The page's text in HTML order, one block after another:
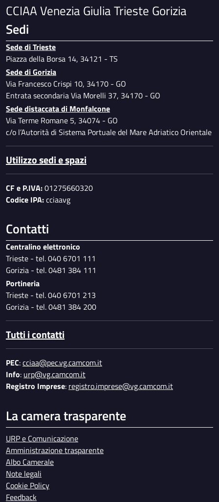
CCIAA Venezia Giulia Trieste Gorizia
Sedi
Sede di Trieste
Piazza della Borsa 14, 34121 - TS
Sede di Gorizia
Via Francesco Crispi 10, 34170 - GO
Entrata secondaria Via Morelli 37, 34170 - GO
Sede distaccata di Monfalcone
Via Terme Romane 5, 34074 - GO
c/o l’Autorità di Sistema Portuale del Mare Adriatico Orientale
Utilizzo sedi e spazi
CF e P.IVA:01275660320
Codice IPA:cciaavg
Contatti
Centralino elettronico
Trieste - tel. 040 6701 111
Gorizia - tel. 0481 384 111
Portineria
Trieste - tel. 040 6701 213
Gorizia - tel. 0481 384 200
Tutti i contatti
PEC:cciaa@pec.vg.camcom.it
Info: urp@vg.camcom.it
Registro Imprese: registro.imprese@vg.camcom.it
La camera trasparente
URP e Comunicazione
Amministrazione trasparente
Albo Camerale
Note legali
Cookie Policy
Feedback